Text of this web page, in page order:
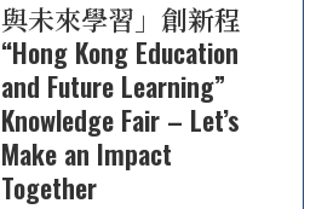
與未來學習」創新程
“Hong Kong Education
and Future Learning”
Knowledge Fair – Let’s
Make an Impact
Together